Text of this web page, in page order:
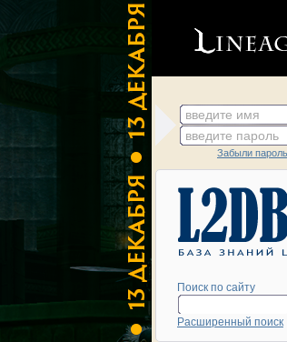
введите имя
введите пароль
Забыли
Поиск по сайту
Расширенный поиск